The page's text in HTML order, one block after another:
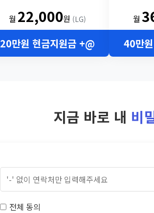
월 22,000원 (LG)
20만원 현금지원금 +@
월
40만
지금 바로 내 비
전체 동의